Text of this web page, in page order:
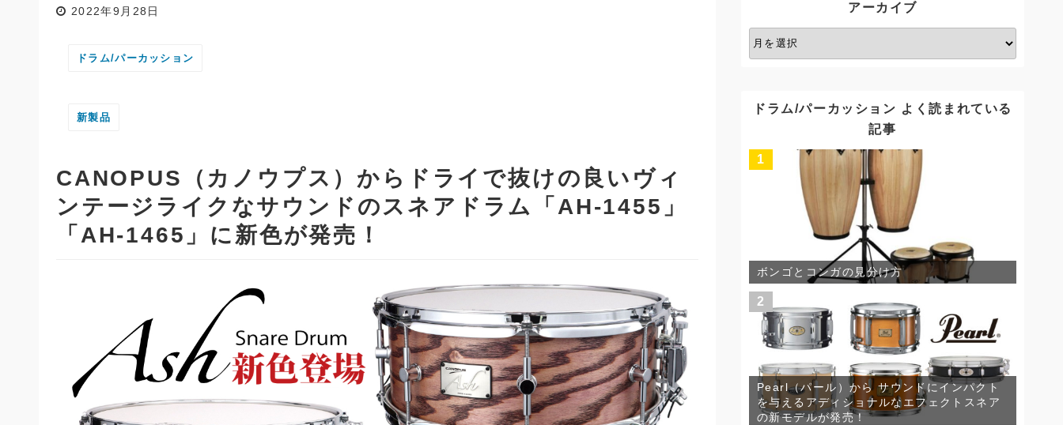
2022年9月28日
ドラム/パーカッション
新製品
CANOPUS（カノウプス）からドライで抜けの良いヴィ
ンテージライクなサウンドのスネアドラム「AH-1455」
「AH-1465」に新色が発売！
アーカイブ
ア
ー
ブ
ドラム/パーカッション よく読まれている
記事
1
ボンゴとコンガの見分け方
2
Pearl（パール）から サウンドにインパクト
を与えるアディショナルなエフェクトスネア
の新モデルが発売！